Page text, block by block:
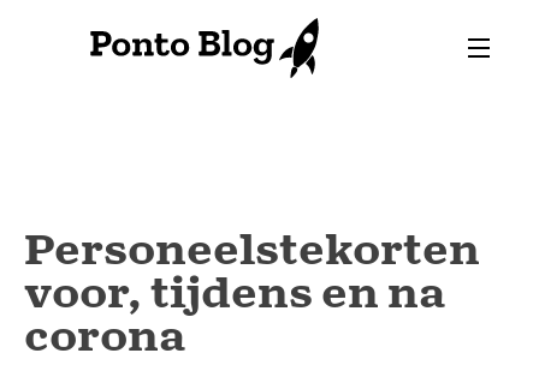
Personeelstekorten
voor, tijdens en na
corona